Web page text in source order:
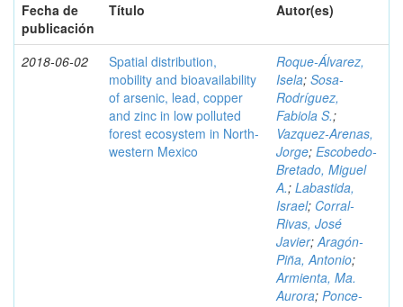
Fecha de
publicación
Título Autor(es)
2018-06-02
Spatial distribution,
mobility and bioavailability
of arsenic, lead, copper
and zinc in low polluted
forest ecosystem in North-
western Mexico
Roque-Álvarez,
Isela; Sosa-
Rodríguez,
Fabiola S.;
Vazquez-Arenas,
Jorge; Escobedo-
Bretado, Miguel
A.; Labastida,
Israel; Corral-
Rivas, José
Javier;Aragón-
Piña, Antonio;
Armienta, Ma.
Aurora; Ponce-